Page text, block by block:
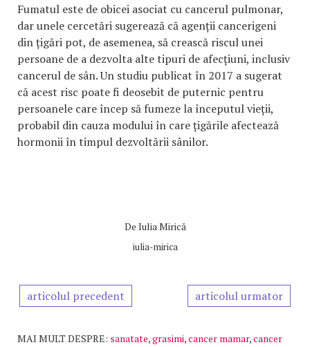
Fumatul este de obicei asociat cu cancerul pulmonar,
dar unele cercetări sugerează că agenții cancerigeni
din țigări pot, de asemenea, să crească riscul unei
persoane de a dezvolta alte tipuri de afecțiuni, inclusiv
cancerul de sân. Un studiu publicat în 2017 a sugerat
că acest risc poate fi deosebit de puternic pentru
persoanele care încep să fumeze la începutul vieții,
probabil din cauza modului în care țigările afectează
hormonii în timpul dezvoltării sânilor.
De Iulia Mirică
iulia-mirica
articolul precedent articolul urmator
MAI MULT DESPRE: sanatate,grasimi,cancer mamar,cancer